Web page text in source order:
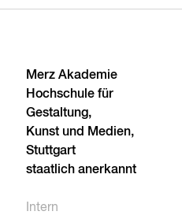
Merz Akademie
Hochschule für
Gestaltung,
Kunst und Medien,
Stuttgart
staatlich anerkannt
Intern